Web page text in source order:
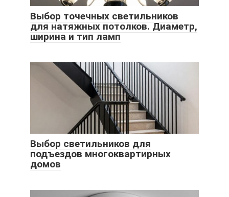
Выбор точечных светильников
для натяжных потолков. Диаметр,
ширина и тип ламп
Выбор светильников для
подъездов многоквартирных
домов